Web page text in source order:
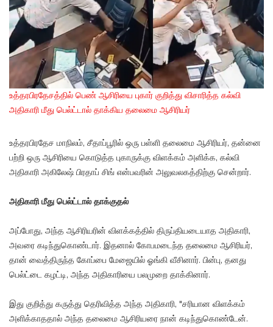
உத்தரபிரதேசத்தில் பெண் ஆசிரியை புகார் குறித்து விசாரித்த கல்வி
அதிகாரி மீது பெல்ட்டால் தாக்கிய தலைமை ஆசிரியர்
உத்தரபிரதேச மாநிலம், சீதாப்பூரில் ஒரு பள்ளி தலைமை ஆசிரியர், தன்னை
பற்றி ஒரு ஆசிரியை கொடுத்த புகாருக்கு விளக்கம் அளிக்க, கல்வி
அதிகாரி அகிலேஷ் பிரதாப் சிங் என்பவரின் அலுவலகத்திற்கு சென்றார்.
அதிகாரி மீது பெல்ட்டால் தாக்குதல்
அப்போது, அந்த ஆசிரியரின் விளக்கத்தில் திருப்தியடையாத அதிகாரி,
அவரை கடிந்துகொண்டார். இதனால் கோபமடைந்த தலைமை ஆசிரியர்,
தான் வைத்திருந்த கோப்பை மேஜையில் ஓங்கி வீசினார். பின்பு, தனது
பெல்ட்டை கழட்டி, அந்த அதிகாரியை பலமுறை தாக்கினார்.
இது குறித்து கருத்து தெரிவித்த அந்த அதிகாரி, "சரியான விளக்கம்
அளிக்காததால் அந்த தலைமை ஆசிரியரை நான் கடிந்துகொண்டேன்.